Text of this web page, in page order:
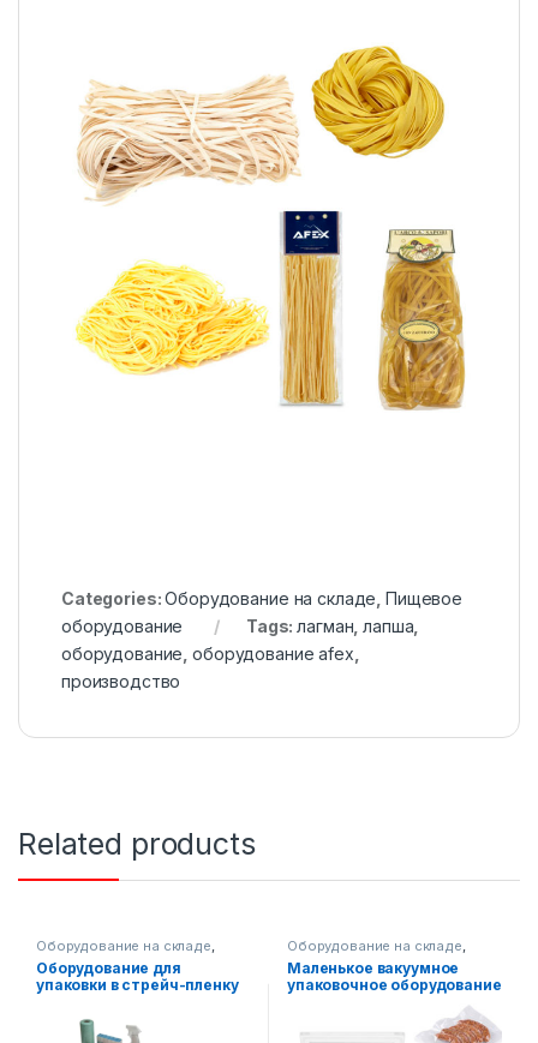
Categories:Оборудование на складе Пищевое
оборудование
Tags:лагман ,лапша
оборудование ,оборудование afex
производство
Related products
Оборудование на складе,
Упаковочное оборудование
Оборудование для
упаковки в стрейч-пленку
Оборудование на складе,
Упаковочное оборудование
Маленькое вакуумное
упаковочное оборудование